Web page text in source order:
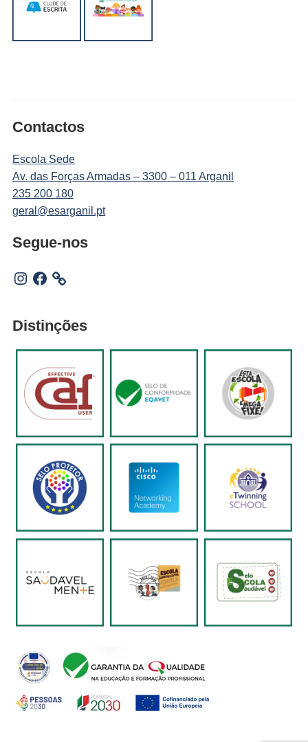
Contactos
Escola Sede
Av. das Forças Armadas – 3300 – 011 Arganil
235 200 180
geral@esarganil.pt
Segue-nos
Instagram
Facebook
Distinções